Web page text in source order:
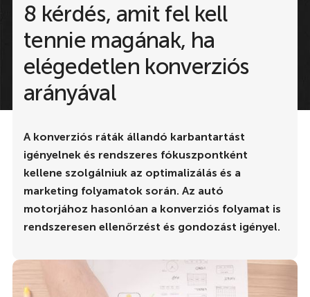
8 kérdés, amit fel kell
tennie magának, ha
elégedetlen konverziós
arányával
A konverziós ráták állandó karbantartást
igényelnek és rendszeres fókuszpontként
kellene szolgálniuk az optimalizálás és a
marketing folyamatok során. Az autó
motorjához hasonlóan a konverziós folyamat is
rendszeresen ellenőrzést és gondozást igényel.